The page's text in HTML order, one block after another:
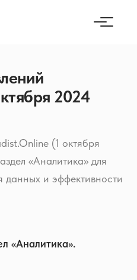
2024
(1 октября
«Аналитика» для
данных и эффективности
«Аналитика».